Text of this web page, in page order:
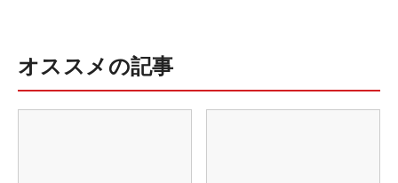
オススメの記事